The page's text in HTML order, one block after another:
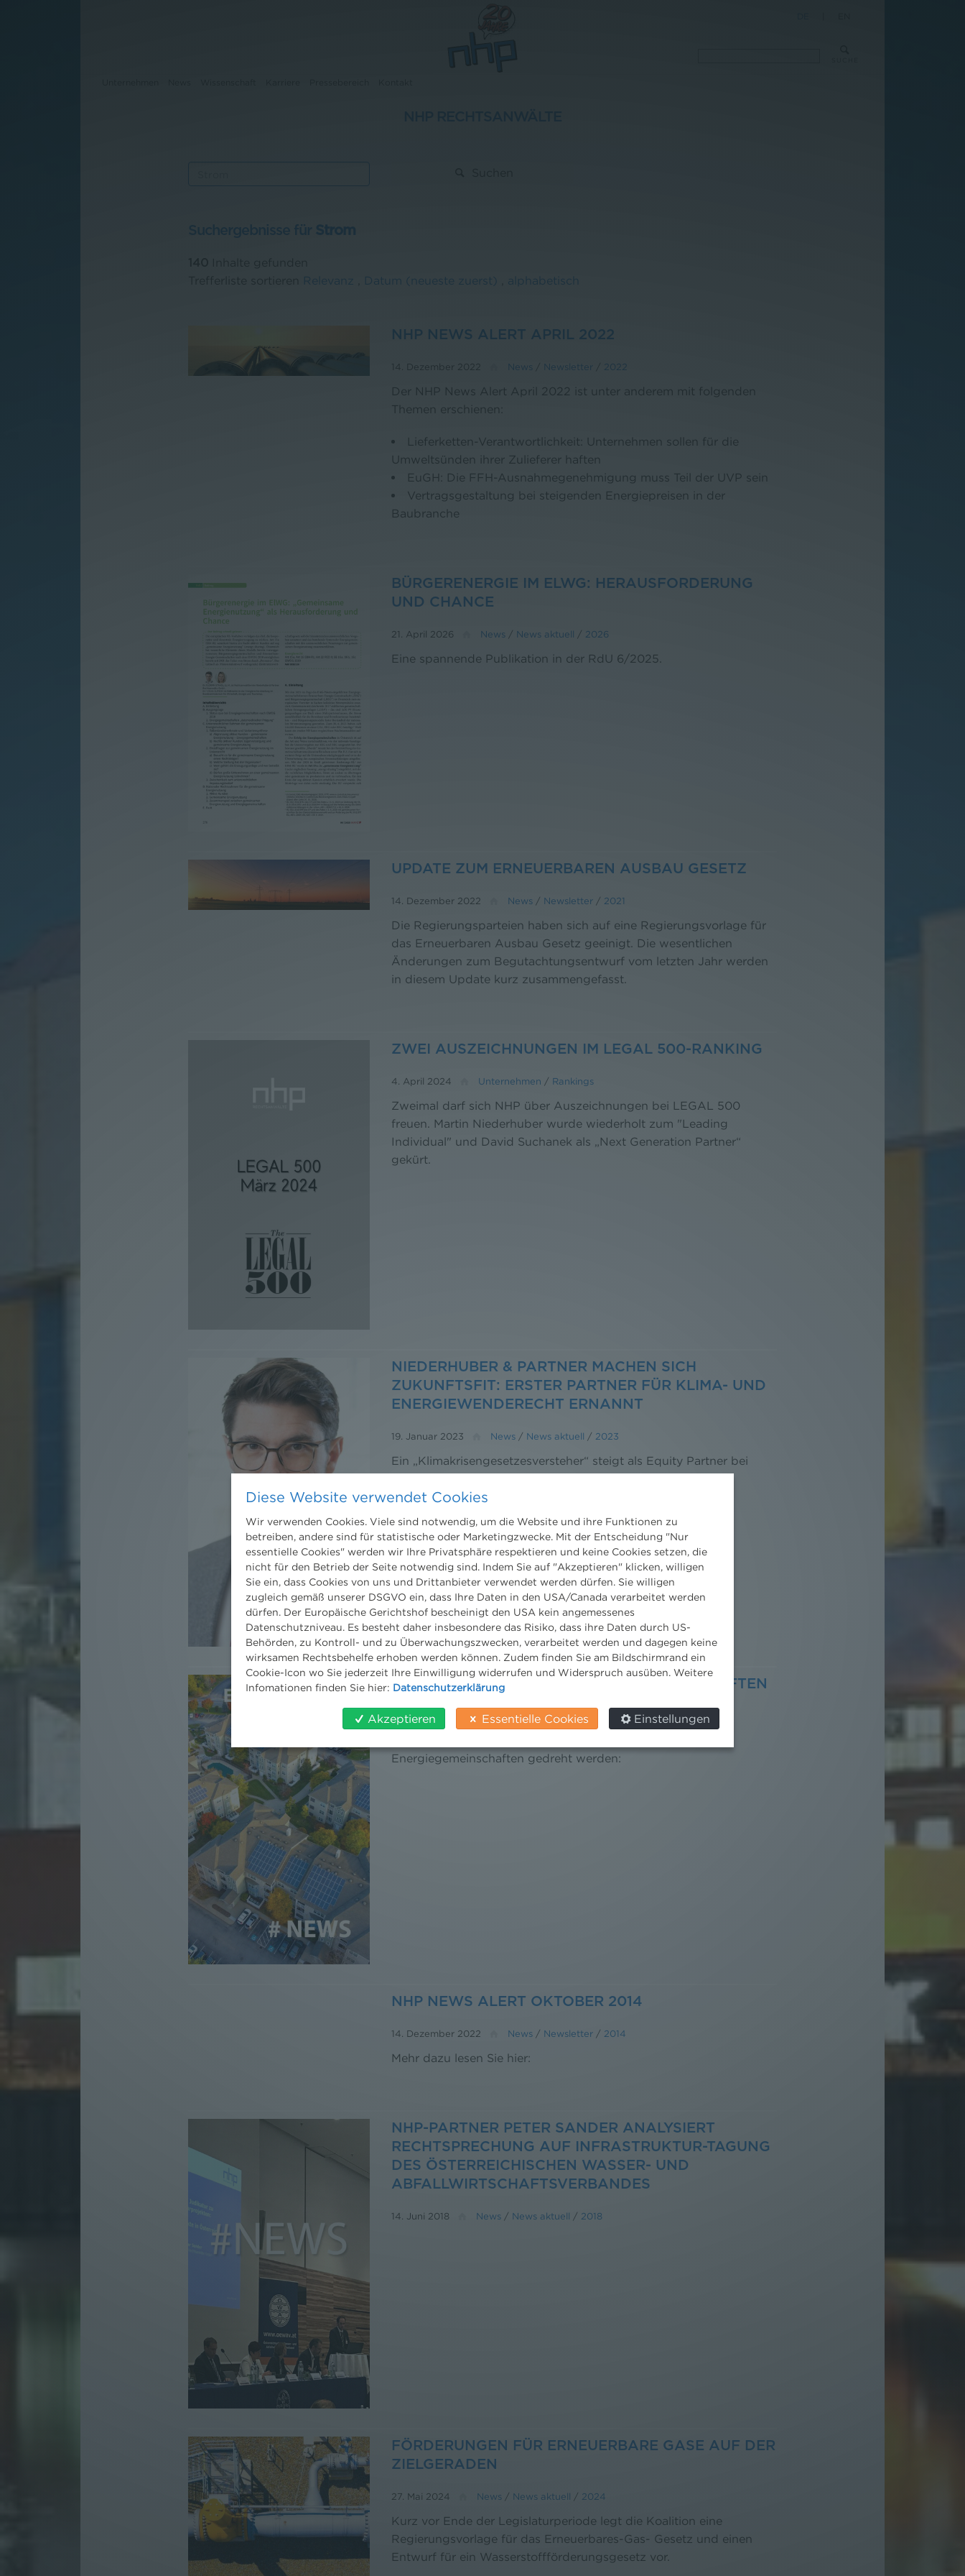
Strom
Relevanz Datum (neueste zuerst) alphabetisch
NHP NEWS ALERT APRIL 2022
14. Dezember 2022 News Newsletter 2022
Der NHP News Alert April 2022 ist unter anderem mit folgenden
Themen erschienen:
Lieferketten-Verantwortlichkeit: Unternehmen sollen für die
Umweltsünden ihrer Zulieferer haften
EuGH: Die FFH-Ausnahmegenehmigung muss Teil der UVP sein
Vertragsgestaltung bei steigenden Energiepreisen in der
Baubranche
BÜRGERENERGIE IM ELWG: HERAUSFORDERUNG
UND CHANCE
21. April 2026 News / News aktuell / 2026
Eine spannende Publikation in der RdU 6/2025.
UPDATE ZUM ERNEUERBAREN AUSBAU GESETZ
14. Dezember 2022 News / Newsletter / 2021
Die Regierungsparteien haben sich auf eine Regierungsvorlage für
das Erneuerbaren Ausbau Gesetz geeinigt. Die wesentlichen
Änderungen zum Begutachtungsentwurf vom letzten Jahr werden
in diesem Update kurz zusammengefasst.
ZWEI AUSZEICHNUNGEN IM LEGAL 500-RANKING
4. April 2024 Unternehmen / Rankings
Zweimal darf sich NHP über Auszeichnungen bei LEGAL 500
freuen. Martin Niederhuber wurde wiederholt zum "Leading
Individual" und David Suchanek als „Next Generation Partner“
gekürt.
NIEDERHUBER & PARTNER MACHEN SICH
ZUKUNFTSFIT: ERSTER PARTNER FÜR KLIMA- UND
ENERGIEWENDERECHT ERNANNT
19. Januar 2023 News / News aktuell / 2023
Ein „Klimakrisengesetzesversteher“ steigt als Equity Partner bei
Energierecht
MEHR SPIELRAUM FÜR ENERGIEGEMEINSCHAFTEN
6. März 2024 News /News aktuell /2024
Energiegemeinschaften gedreht werden:
NHP NEWS ALERT OKTOBER 2014
14. Dezember 2022 News / Newsletter / 2014
Mehr dazu lesen Sie hier:
NHP-PARTNER PETER SANDER ANALYSIERT
RECHTSPRECHUNG AUF INFRASTRUKTUR-TAGUNG
DES ÖSTERREICHISCHEN WASSER- UND
ABFALLWIRTSCHAFTSVERBANDES
14. Juni 2018 News / News aktuell / 2018
FÖRDERUNGEN FÜR ERNEUERBARE GASE AUF DER
ZIELGERADEN
27. Mai 2024 News / News aktuell / 2024
Kurz vor Ende der Legislaturperiode legt die Koalition eine
Regierungsvorlage für das Erneuerbares-Gas- Gesetz und einen
Entwurf für ein Wasserstoffförderungsgesetz vor.
Diese Website verwendet Cookies
Wir verwenden Cookies. Viele sind notwendig, um die Website und ihre Funktionen zu
betreiben, andere sind für statistische oder Marketingzwecke. Mit der Entscheidung "Nur
essentielle Cookies" werden wir Ihre Privatsphäre respektieren und keine Cookies setzen, die
nicht für den Betrieb der Seite notwendig sind. Indem Sie auf "Akzeptieren" klicken, willigen
Sie ein, dass Cookies von uns und Drittanbieter verwendet werden dürfen. Sie willigen
zugleich gemäß unserer DSGVO ein, dass Ihre Daten in den USA/Canada verarbeitet werden
dürfen. Der Europäische Gerichtshof bescheinigt den USA kein angemessenes
Datenschutzniveau. Es besteht daher insbesondere das Risiko, dass ihre Daten durch US-
Behörden, zu Kontroll- und zu Überwachungszwecken, verarbeitet werden und dagegen keine
wirksamen Rechtsbehelfe erhoben werden können. Zudem finden Sie am Bildschirmrand ein
Cookie-Icon wo Sie jederzeit Ihre Einwilligung widerrufen und Widerspruch ausüben. Weitere
Infomationen finden Sie hier: Datenschutzerklärung
Akzeptieren Essentielle Cookies Einstellungen